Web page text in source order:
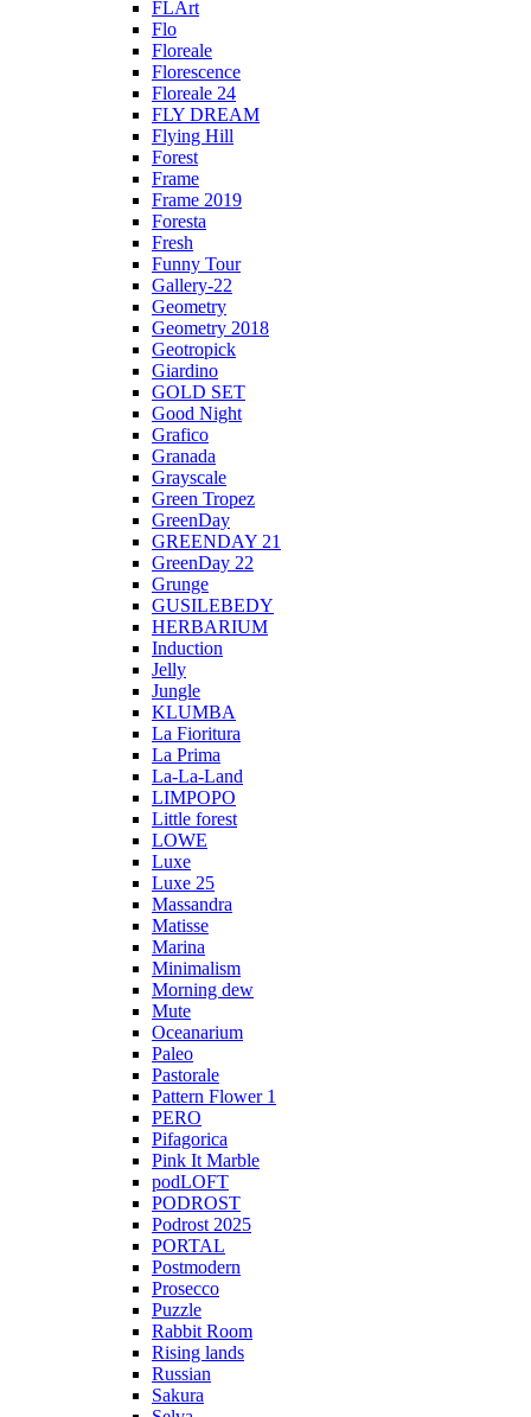
FLArt
Flo
Floreale
Florescence
Floreale 24
FLY DREAM
Flying Hill
Forest
Frame
Frame 2019
Foresta
Fresh
Funny Tour
Gallery-22
Geometry
Geometry 2018
Geotropick
Giardino
GOLD SET
Good Night
Grafico
Granada
Grayscale
Green Tropez
GreenDay
GREENDAY 21
GreenDay 22
Grunge
GUSILEBEDY
HERBARIUM
Induction
Jelly
Jungle
KLUMBA
La Fioritura
La Prima
La-La-Land
LIMPOPO
Little forest
LOWE
Luxe
Luxe 25
Massandra
Matisse
Marina
Minimalism
Morning dew
Mute
Oceanarium
Paleo
Pastorale
Pattern Flower 1
PERO
Pifagorica
Pink It Marble
podLOFT
PODROST
Podrost 2025
PORTAL
Postmodern
Prosecco
Puzzle
Rabbit Room
Rising lands
Russian
Sakura